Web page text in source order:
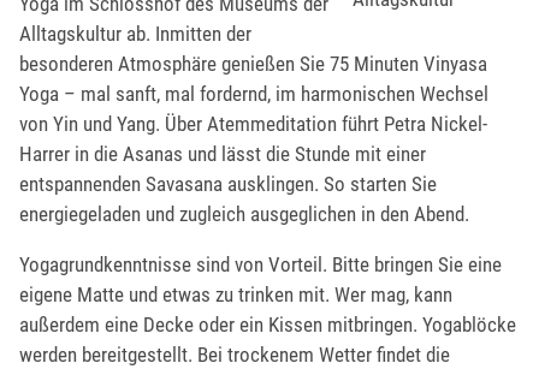
Alltagskultur ab. Inmitten der
besonderen Atmosphäre genießen Sie 75 Minuten Vinyasa
Yoga – mal sanft, mal fordernd, im harmonischen Wechsel
von Yin und Yang. Über Atemmeditation führt Petra Nickel-
Harrer in die Asanas und lässt die Stunde mit einer
entspannenden Savasana ausklingen. So starten Sie
energiegeladen und zugleich ausgeglichen in den Abend.
Yogagrundkenntnisse sind von Vorteil. Bitte bringen Sie eine
eigene Matte und etwas zu trinken mit. Wer mag, kann
außerdem eine Decke oder ein Kissen mitbringen. Yogablöcke
werden bereitgestellt. Bei trockenem Wetter findet die